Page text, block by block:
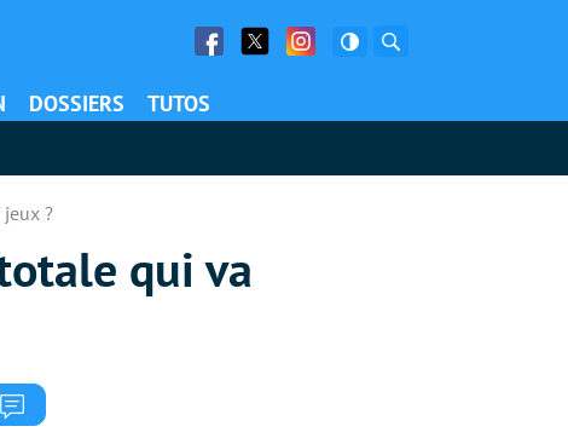
Facebook
Twitter Facebook
DOSSIERS TUTOS
?
qui va
Commentaires